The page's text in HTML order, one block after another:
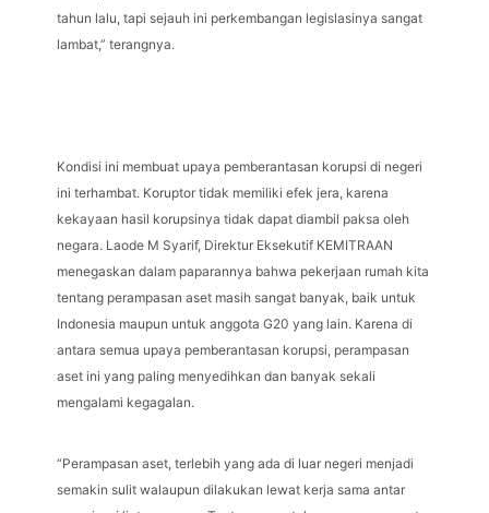
tahun lalu, tapi sejauh ini perkembangan legislasinya sangat
lambat,” terangnya.
Kondisi ini membuat upaya pemberantasan korupsi di negeri
ini terhambat. Koruptor tidak memiliki efek jera, karena
kekayaan hasil korupsinya tidak dapat diambil paksa oleh
negara. Laode M Syarif, Direktur Eksekutif KEMITRAAN
menegaskan dalam paparannya bahwa pekerjaan rumah kita
tentang perampasan aset masih sangat banyak, baik untuk
Indonesia maupun untuk anggota G20 yang lain. Karena di
antara semua upaya pemberantasan korupsi, perampasan
aset ini yang paling menyedihkan dan banyak sekali
mengalami kegagalan.
“Perampasan aset, terlebih yang ada di luar negeri menjadi
semakin sulit walaupun dilakukan lewat kerja sama antar